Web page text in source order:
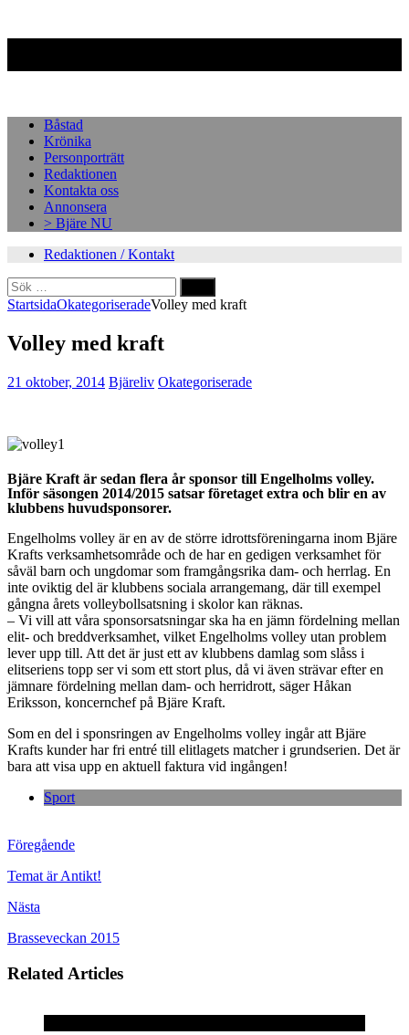
Båstad
Krönika
Personporträtt
Redaktionen
Kontakta oss
Annonsera
> Bjäre NU
Redaktionen / Kontakt
Sök
efter:
StartsidaOkategoriseradeVolley med kraft
Volley med kraft
21 oktober, 2014 Bjäreliv Okategoriserade
Bjäre Kraft är sedan flera år sponsor till Engelholms volley.
Inför säsongen 2014/2015 satsar företaget extra och blir en av
klubbens huvudsponsorer.
Engelholms volley är en av de större idrottsföreningarna inom Bjäre
Krafts verksamhetsområde och de har en gedigen verksamhet för
såväl barn och ungdomar som framgångsrika dam- och herrlag. En
inte oviktig del är klubbens sociala arrangemang, där till exempel
gångna årets volleybollsatsning i skolor kan räknas.
– Vi vill att våra sponsorsatsningar ska ha en jämn fördelning mellan
elit- och breddverksamhet, vilket Engelholms volley utan problem
lever upp till. Att det är just ett av klubbens damlag som slåss i
elitseriens topp ser vi som ett stort plus, då vi även strävar efter en
jämnare fördelning mellan dam- och herridrott, säger Håkan
Eriksson, koncernchef på Bjäre Kraft.
Som en del i sponsringen av Engelholms volley ingår att Bjäre
Krafts kunder har fri entré till elitlagets matcher i grundserien. Det är
bara att visa upp en aktuell faktura vid ingången!
Sport
Föregående
Temat är Antikt!
Nästa
Brasseveckan 2015
Related Articles